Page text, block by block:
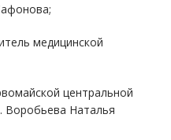
медицинской
центральной
Воробьева Наталья